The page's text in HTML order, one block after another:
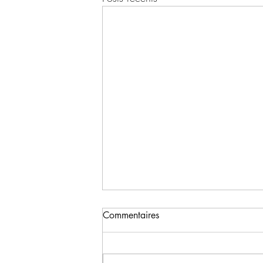
"Trouver la force d'oser" : le
Commentaires